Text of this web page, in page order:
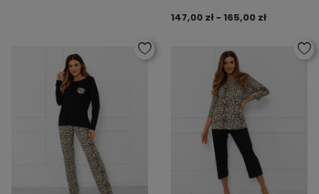
147,00 zł - 165,00 zł